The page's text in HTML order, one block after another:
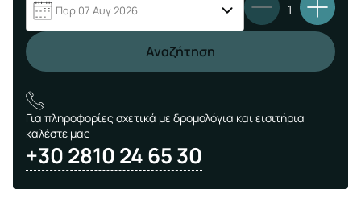
Για πληροφορίες σχετικά με δρομολόγια και εισιτήρια
καλέστε μας
+30 2810 24 65 30
Παρ 07 Αυγ 2026 1
Αναζήτηση